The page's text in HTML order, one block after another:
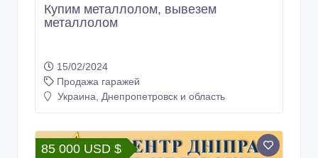
Купим металлолом, вывезем
металлолом
15/02/2024
Продажа гаражей
Украина, Днепропетровск и область
85 000 USD $